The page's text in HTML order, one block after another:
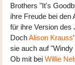
Brothers "It's
ihre Freude bei den
für ihre Version des
DochAlison Krauss
sie auch auf
Ob mit bei Willie